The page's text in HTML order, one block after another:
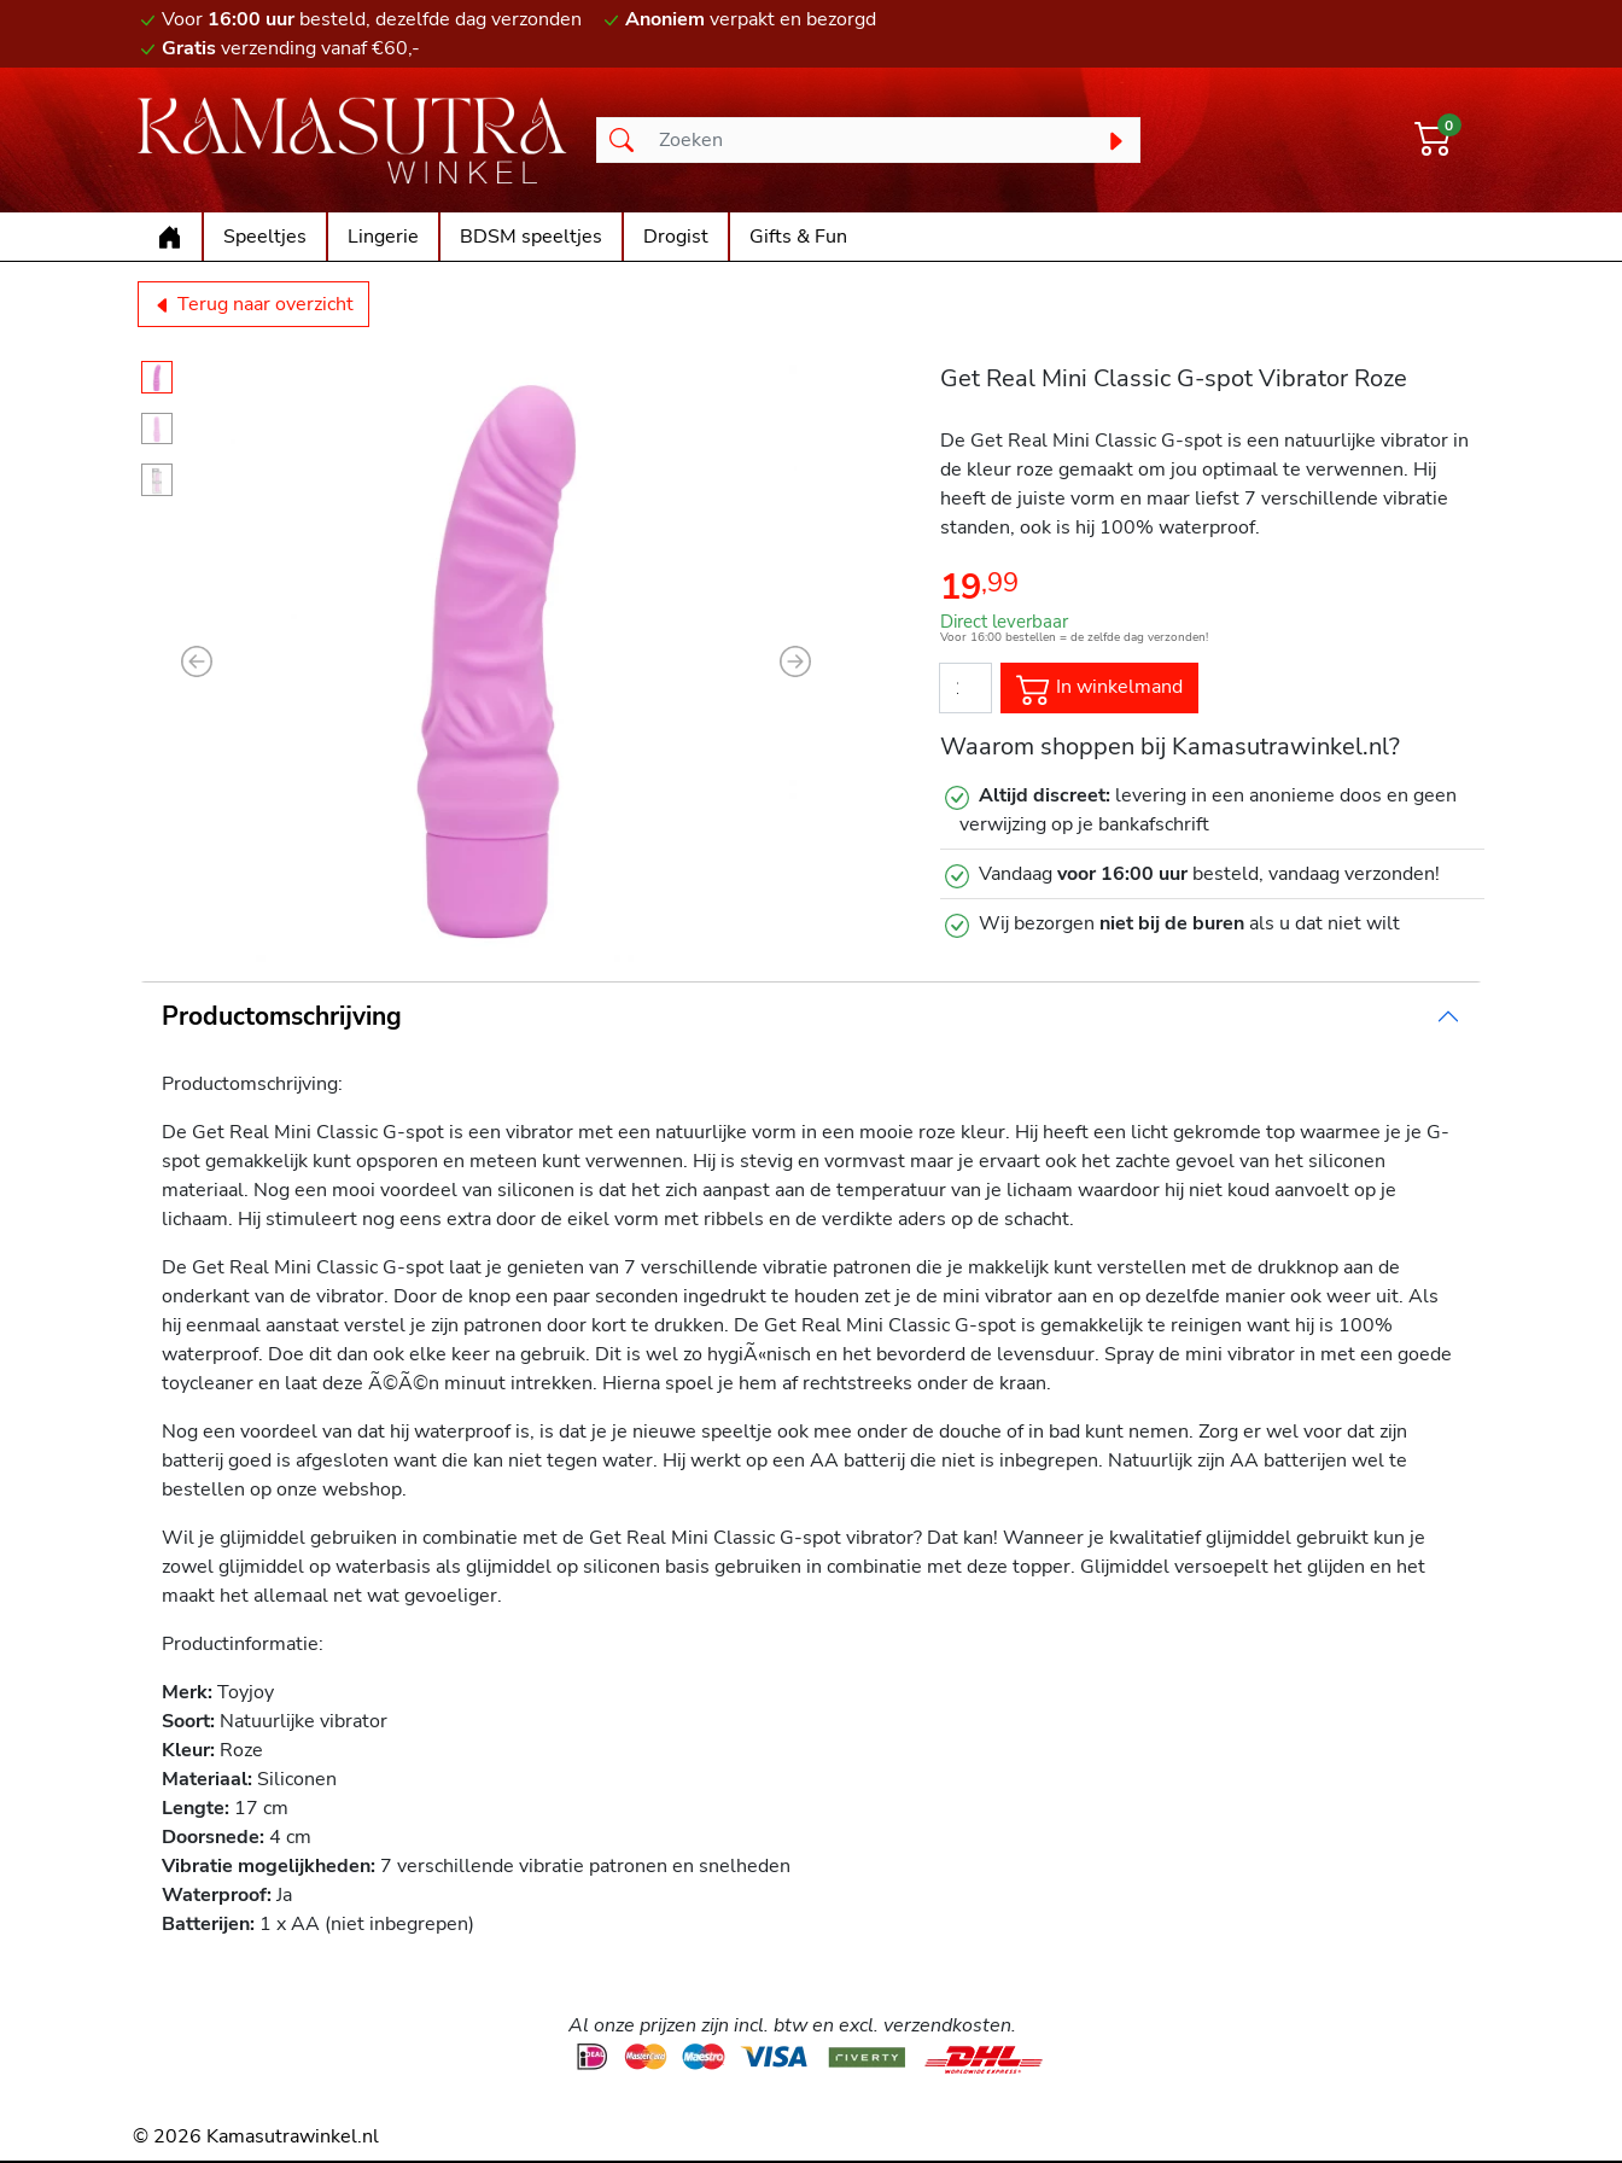
Voor 16:00 uurbesteld, dezelfde dag verzonden Anoniem verpakt en bezorgd
Gratisverzending vanaf €60,-
0
Speeltjes Lingerie BDSM speeltjes Drogist Gifts & Fun
Terug naar overzicht
Previous Next
Get Real Mini Classic G-spot Vibrator Roze
De Get Real Mini Classic G-spot is een natuurlijke vibrator in
de kleur roze gemaakt om jou optimaal te verwennen. Hij
heeft de juiste vorm en maar liefst 7 verschillende vibratie
standen, ook is hij 100% waterproof.
19,99
Direct leverbaar
Voor 16:00 bestellen = de zelfde dag verzonden!
In winkelmand
Waarom shoppen bij Kamasutrawinkel.nl?
Altijd discreet: levering in een anonieme doos en geen
verwijzing op je bankafschrift
Vandaagvoor 16:00 uurbesteld, vandaag verzonden!
Wij bezorgen niet bij de burenals u dat niet wilt
Productomschrijving
Productomschrijving:
De Get Real Mini Classic G-spot is een vibrator met een natuurlijke vorm in een mooie roze kleur. Hij heeft een licht gekromde top waarmee je je G-
spot gemakkelijk kunt opsporen en meteen kunt verwennen. Hij is stevig en vormvast maar je ervaart ook het zachte gevoel van het siliconen
materiaal. Nog een mooi voordeel van siliconen is dat het zich aanpast aan de temperatuur van je lichaam waardoor hij niet koud aanvoelt op je
lichaam. Hij stimuleert nog eens extra door de eikel vorm met ribbels en de verdikte aders op de schacht.
De Get Real Mini Classic G-spot laat je genieten van 7 verschillende vibratie patronen die je makkelijk kunt verstellen met de drukknop aan de
onderkant van de vibrator. Door de knop een paar seconden ingedrukt te houden zet je de mini vibrator aan en op dezelfde manier ook weer uit. Als
hij eenmaal aanstaat verstel je zijn patronen door kort te drukken. De Get Real Mini Classic G-spot is gemakkelijk te reinigen want hij is 100%
waterproof. Doe dit dan ook elke keer na gebruik. Dit is wel zo hygiÃ«nisch en het bevorderd de levensduur. Spray de mini vibrator in met een goede
toycleaner en laat deze Ã©Ã©n minuut intrekken. Hierna spoel je hem af rechtstreeks onder de kraan.
Nog een voordeel van dat hij waterproof is, is dat je je nieuwe speeltje ook mee onder de douche of in bad kunt nemen. Zorg er wel voor dat zijn
batterij goed is afgesloten want die kan niet tegen water. Hij werkt op een AA batterij die niet is inbegrepen. Natuurlijk zijn AA batterijen wel te
bestellen op onze webshop.
Wil je glijmiddel gebruiken in combinatie met de Get Real Mini Classic G-spot vibrator? Dat kan! Wanneer je kwalitatief glijmiddel gebruikt kun je
zowel glijmiddel op waterbasis als glijmiddel op siliconen basis gebruiken in combinatie met deze topper. Glijmiddel versoepelt het glijden en het
maakt het allemaal net wat gevoeliger.
Productinformatie:
Merk:Toyjoy
Soort: Natuurlijke vibrator
Kleur: Roze
Materiaal: Siliconen
Lengte: 17 cm
Doorsnede:4 cm
Vibratie mogelijkheden: 7 verschillende vibratie patronen en snelheden
Waterproof:Ja
Batterijen: 1 x AA (niet inbegrepen)
Al onze prijzen zijn incl. btw en excl. verzendkosten.
© 2026 Kamasutrawinkel.nl